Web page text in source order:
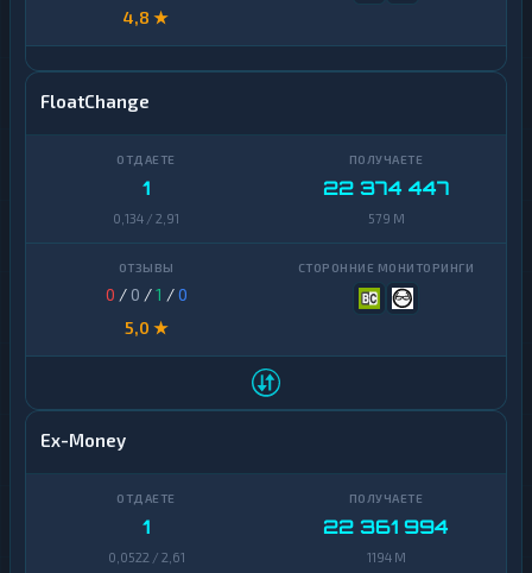
4,8 ★
FloatChange
1
0,134 / 2,91
22 374 447
579 M
0 / 0 /1 /0
5,0 ★
Ex-Money
1
0,0522 / 2,61
22 361 994
1194 M